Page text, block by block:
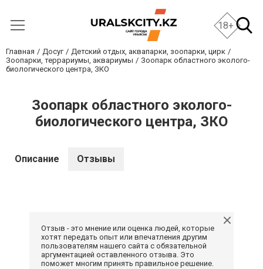
18+
Главная Досуг
Детский отдых, аквапарки, зоопарки, цирк
Зоопарки, террариумы, аквариумы
Зоопарк областного эколого-
биологического центра, ЗКО
Зоопарк областного эколого-
биологического центра, ЗКО
Описание Отзывы
Отзыв - это мнение или оценка людей, которые
хотят передать опыт или впечатления другим
пользователям нашего сайта с обязательной
аргументацией оставленного отзыва. Это
поможет многим принять правильное решение.